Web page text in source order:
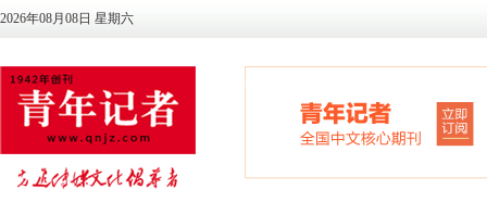
2026年08月08日 星期六